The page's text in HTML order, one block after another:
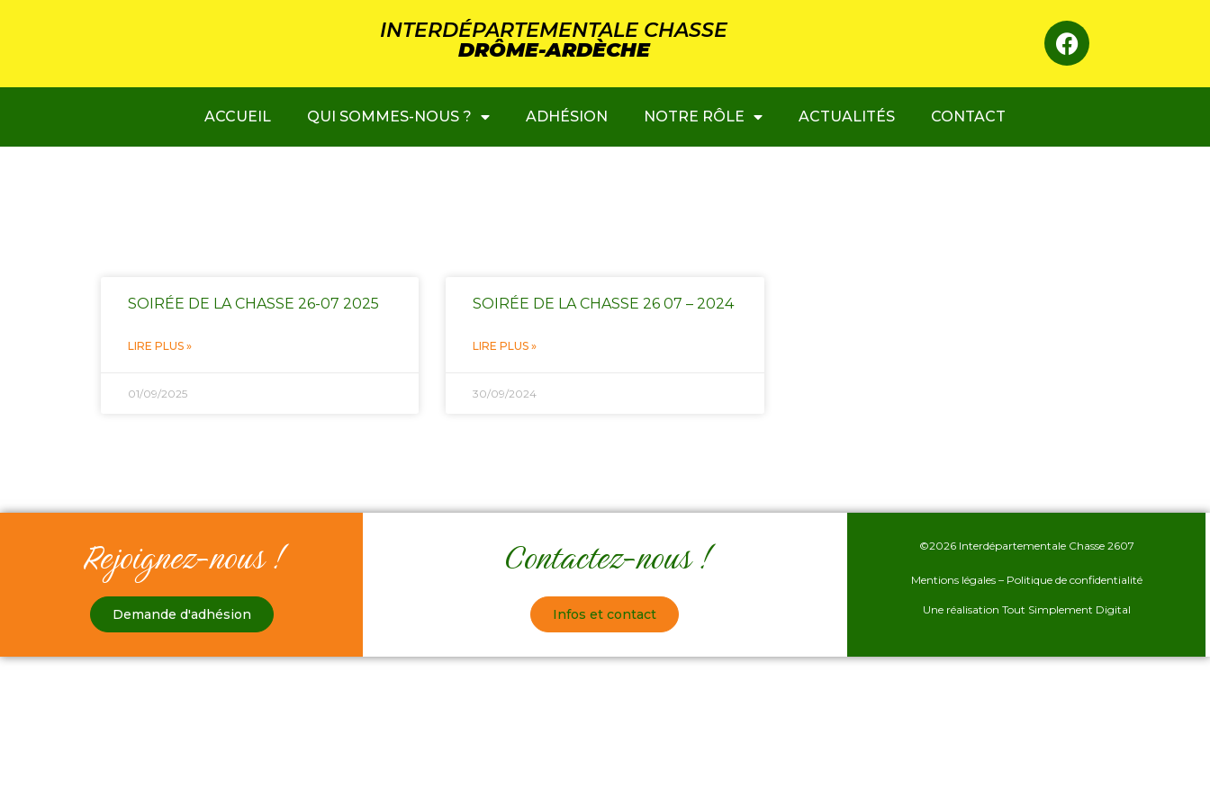
INTERDÉPARTEMENTALE CHASSE
DRÔME-ARDÈCHE
ACCUEIL QUI SOMMES-NOUS ? ADHÉSION NOTRE RÔLE ACTUALITÉS CONTACT
SOIRÉE DE LA CHASSE 26-07 2025
LIRE PLUS »
01/09/2025
SOIRÉE DE LA CHASSE 26 07 – 2024
LIRE PLUS »
30/09/2024
Rejoignez-nous !
Demande d'adhésion
Contactez-nous !
Infos et contact
©2026 Interdépartementale Chasse 2607
Mentions légales– Politique de confidentialité
Une réalisation Tout Simplement Digital